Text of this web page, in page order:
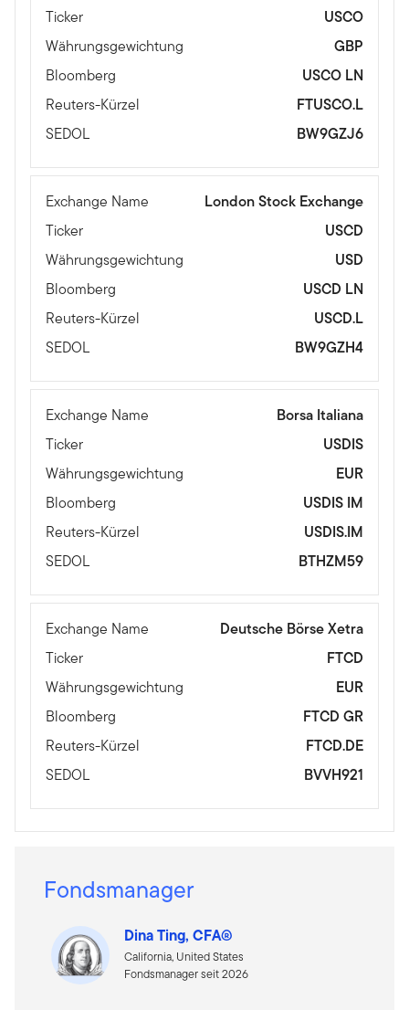
Ticker
USCO
Währungsgewichtung
GBP
Bloomberg
USCO LN
Reuters-Kürzel
FTUSCO.L
SEDOL
BW9GZJ6
Exchange Name
London Stock Exchange
Ticker
USCD
Währungsgewichtung
USD
Bloomberg
USCD LN
Reuters-Kürzel
USCD.L
SEDOL
BW9GZH4
Exchange Name
Borsa Italiana
Ticker
USDIS
Währungsgewichtung
EUR
Bloomberg
USDIS IM
Reuters-Kürzel
USDIS.IM
SEDOL
BTHZM59
Exchange Name
Deutsche Börse Xetra
Ticker
FTCD
Währungsgewichtung
EUR
Bloomberg
FTCD GR
Reuters-Kürzel
FTCD.DE
SEDOL
BVVH921
Fondsmanager
Dina Ting, CFA®
California, United States
Fondsmanager seit 2026